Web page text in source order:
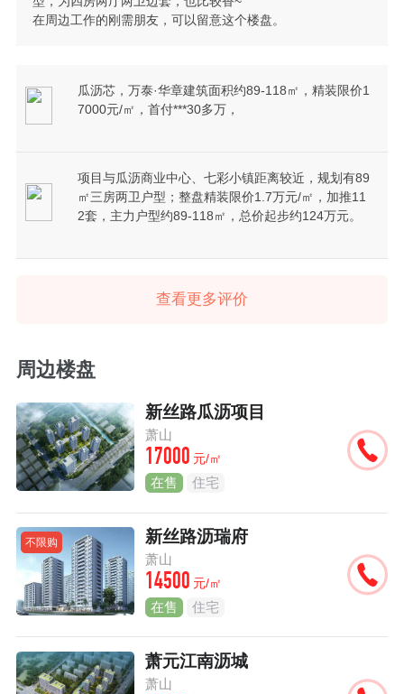
在周边工作的刚需朋友，可以留意这个楼盘。
瓜沥芯，万泰·华章建筑面积约89-118㎡，精装限价1
7000元/㎡，首付***30多万，
项目与瓜沥商业中心、七彩小镇距离较近，规划有89
㎡三房两卫户型；整盘精装限价1.7万元/㎡，加推11
2套，主力户型约89-118㎡，总价起步约124万元。
查看更多评价
周边楼盘
新丝路瓜沥项目
萧山
17000 元/㎡
在售 住宅
不限购 新丝路沥瑞府
萧山
14500 元/㎡
在售 住宅
萧元江南沥城
萧山